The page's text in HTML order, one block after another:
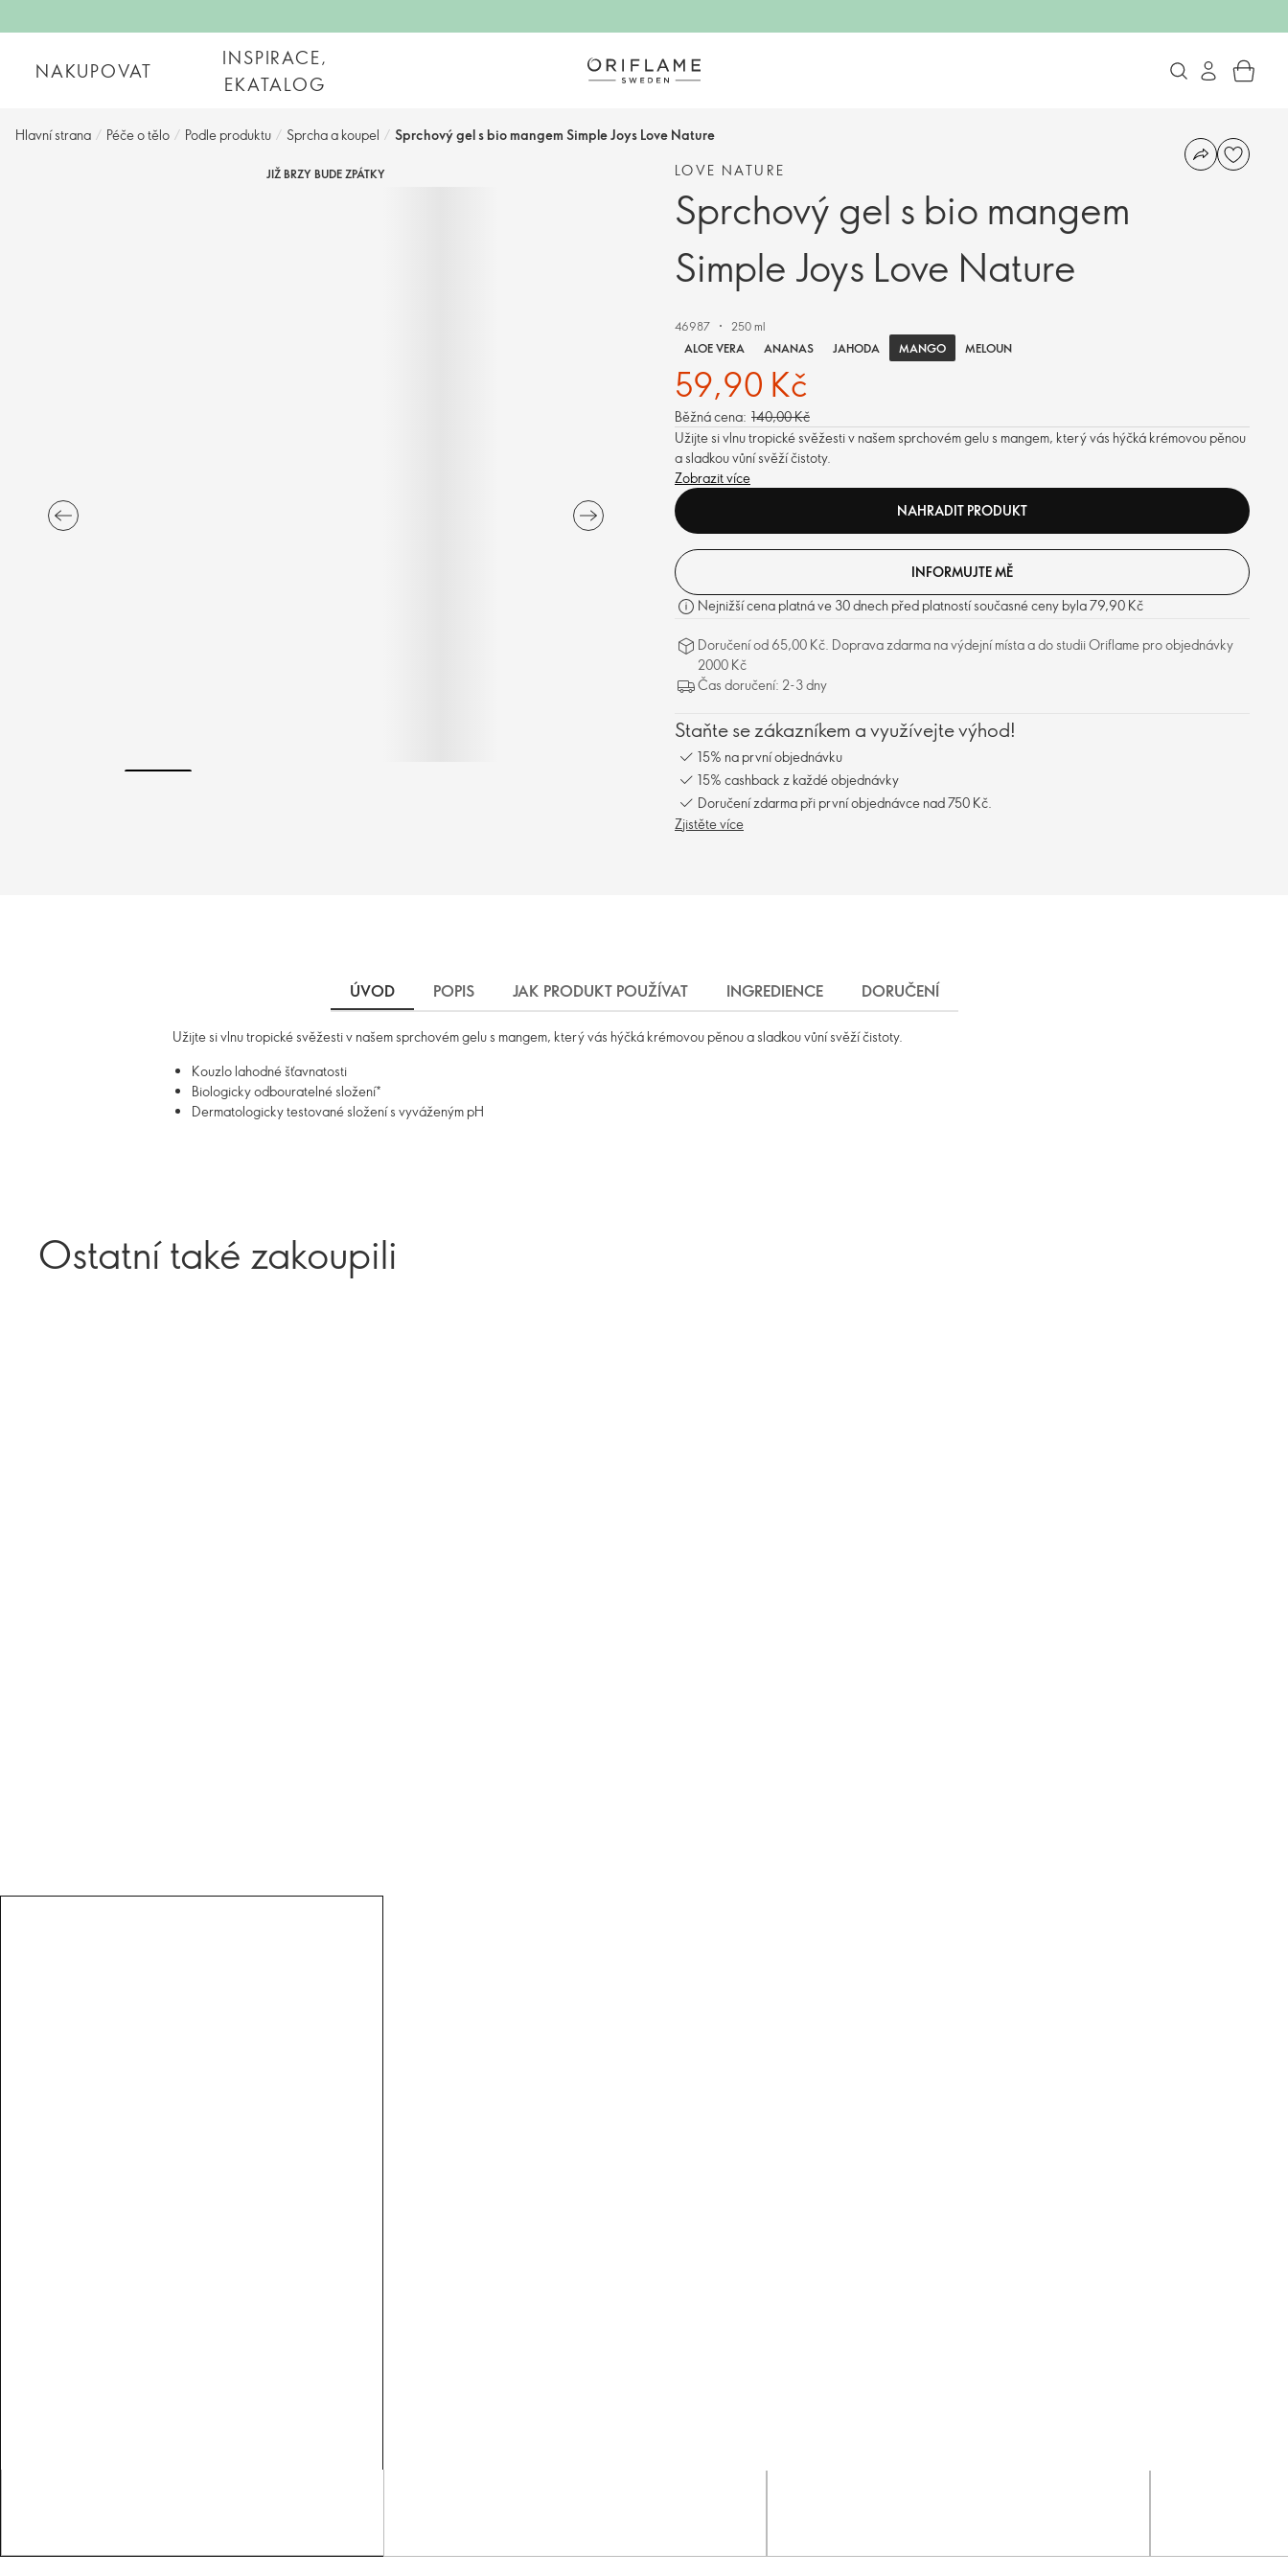
NAKUPOVAT
INSPIRACE,
EKATALOG
Hlavní strana / Péče o tělo / Podle produktu / Sprcha a koupel / Sprchový gel s bio mangem Simple Joys Love Nature
JIŽ BRZY BUDE ZPÁTKY LOVE NATURE
Sprchový gel s bio mangem
Simple Joys Love Nature
46987
250 ml
ALOE VERA
ANANAS JAHODA MANGO MELOUN
59,90 Kč
Běžná cena: 140,00 Kč
Užijte si vlnu tropické svěžesti v našem sprchovém gelu s mangem, který vás hýčká krémovou pěnou
a sladkou vůní svěží čistoty.
Zobrazit více
NAHRADIT PRODUKT
INFORMUJTE MĚ
Nejnižší cena platná ve 30 dnech před platností současné ceny byla 79,90 Kč
Doručení od 65,00 Kč. Doprava zdarma na výdejní místa a do studii Oriflame pro objednávky
2000 Kč
Čas doručení: 2-3 dny
Staňte se zákazníkem a využívejte výhod!
15% na první objednávku
15% cashback z každé objednávky
Doručení zdarma při první objednávce nad 750 Kč.
Zjistěte více
ÚVOD POPIS JAK PRODUKT POUŽÍVAT INGREDIENCE DORUČENÍ
Užijte si vlnu tropické svěžesti v našem sprchovém gelu s mangem, který vás hýčká krémovou pěnou a sladkou vůní svěží čistoty.
Kouzlo lahodné šťavnatosti
Biologicky odbouratelné složení*
Dermatologicky testované složení s vyváženým pH
Ostatní také zakoupili